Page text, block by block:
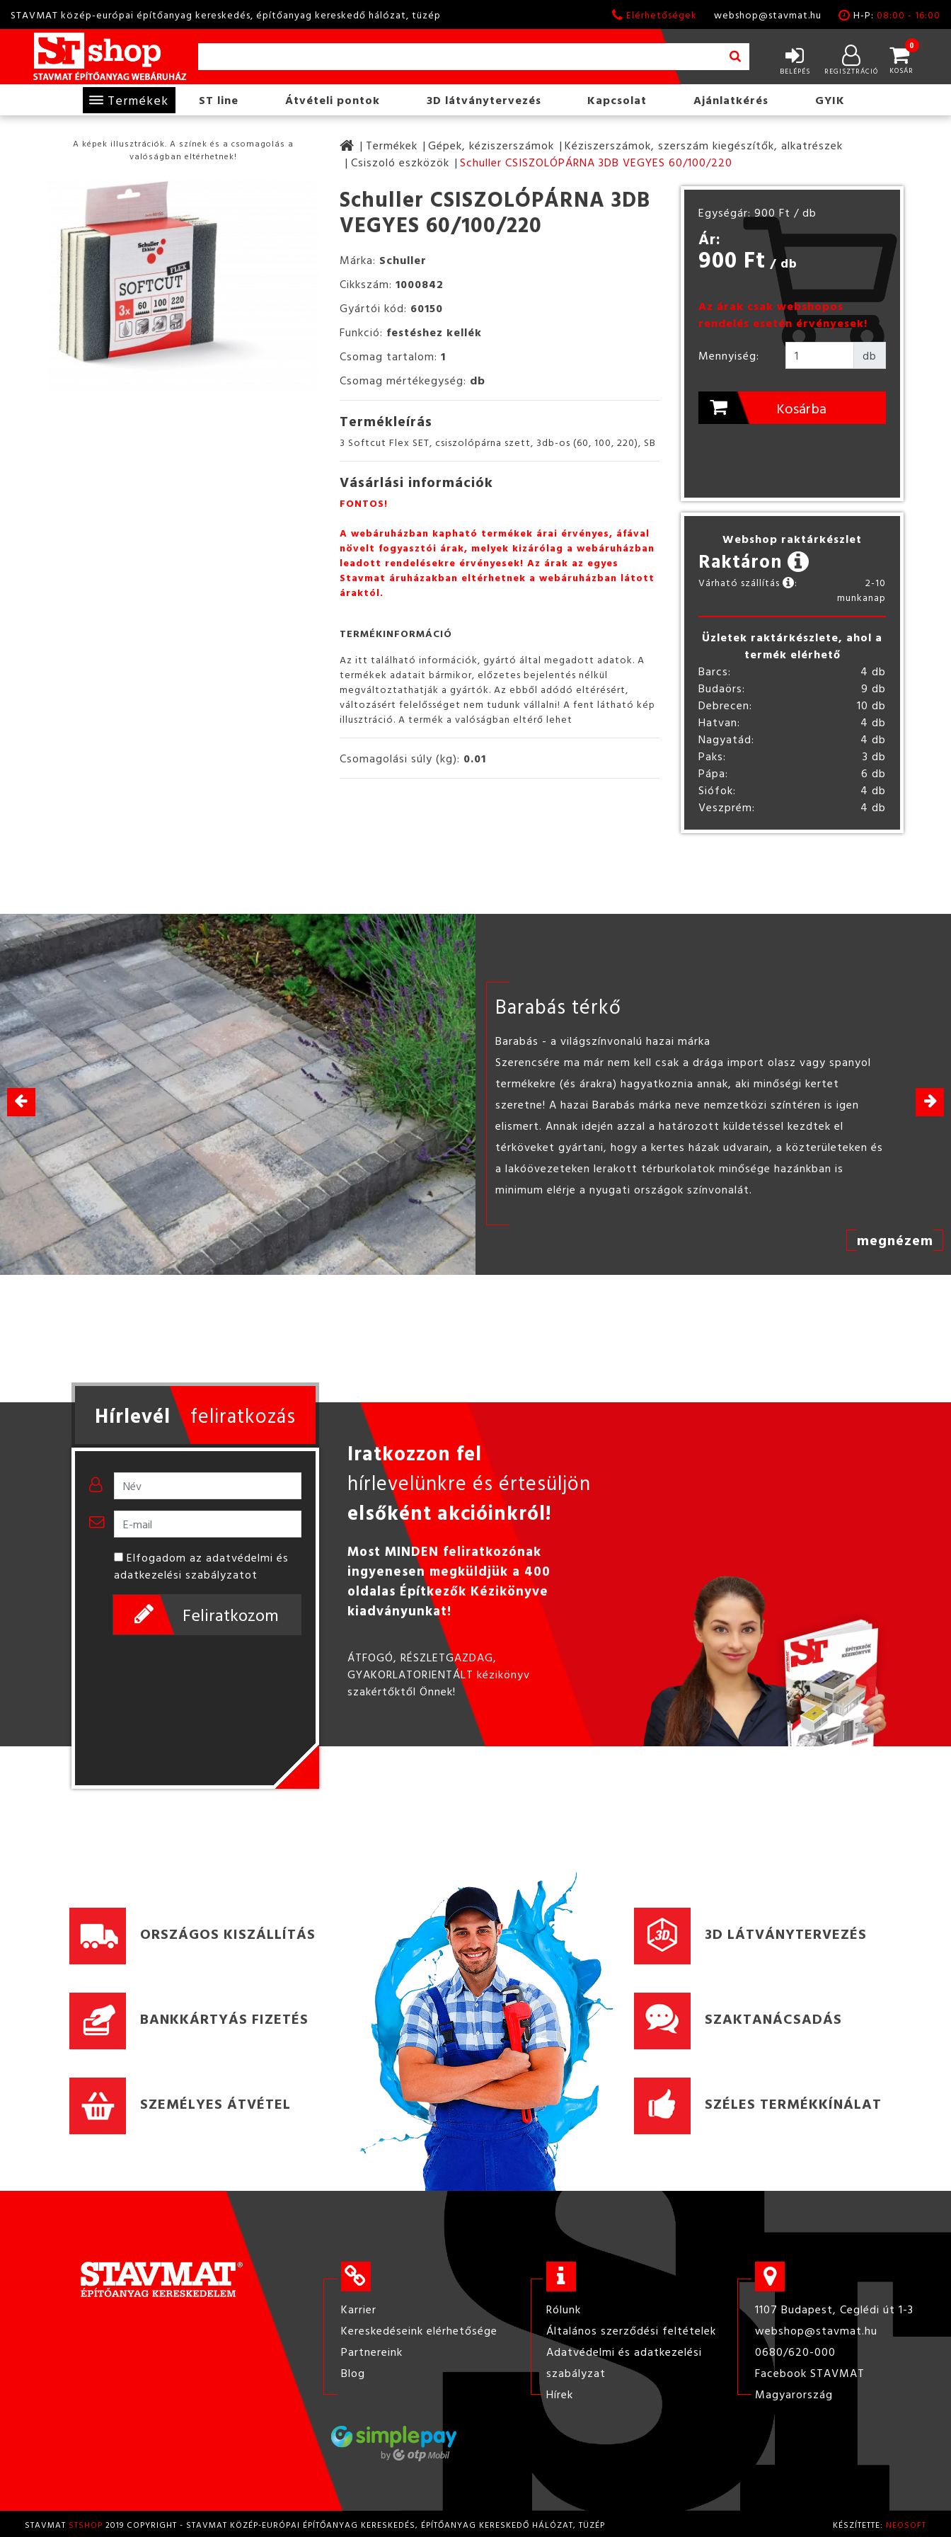
STAVMAT közép-európai építőanyag kereskedés, építőanyag kereskedő hálózat, tüzép Elérhetőségek webshop@stavmat.hu H-P: 08:00 - 16:00
BELÉPÉS REGISZTRÁCIÓ
0
KOSÁR
Termékek ST line Átvételi pontok 3D látványtervezés Kapcsolat Ajánlatkérés GYIK
A képek illusztrációk. A színek és a csomagolás a
valóságban eltérhetnek!
Termékek Gépek, kéziszerszámok
Kéziszerszámok, szerszám kiegészítők, alkatrészek
Csiszoló eszközök
Schuller CSISZOLÓPÁRNA 3DB VEGYES 60/100/220
Schuller CSISZOLÓPÁRNA 3DB
VEGYES 60/100/220
Márka: Schuller
Cikkszám:1000842
Gyártói kód: 60150
Funkció: festéshez kellék
Csomag tartalom:1
Csomag mértékegység: db
Termékleírás
3 Softcut Flex SET, csiszolópárna szett, 3db-os (60, 100, 220), SB
Vásárlási információk
FONTOS!
A webáruházban kapható termékek árai érvényes, áfával
növelt fogyasztói árak, melyek kizárólag a webáruházban
leadott rendelésekre érvényesek! Az árak az egyes
Stavmat áruházakban eltérhetnek a webáruházban látott
áraktól.
TERMÉKINFORMÁCIÓ
Az itt található információk, gyártó által megadott adatok. A
termékek adatait bármikor, előzetes bejelentés nélkül
megváltoztathatják a gyártók. Az ebből adódó eltérésért,
változásért felelősséget nem tudunk vállalni! A fent látható kép
illusztráció. A termék a valóságban eltérő lehet
Csomagolási súly (kg): 0.01
Egységár: 900 Ft / db
Ár:
900 Ft / db
Az árak csak webshopos
rendelés esetén érvényesek!
Mennyiség:
db
Kosárba
Webshop raktárkészlet
Raktáron
Várható szállítás :
2-10
munkanap
Üzletek raktárkészlete, ahol a
termék elérhető
Barcs:
4 db
Budaörs:
9 db
Debrecen:
10 db
Hatvan:
4 db
Nagyatád:
4 db
Paks:
3 db
Pápa:
6 db
Siófok:
4 db
Veszprém:
4 db
Barabás térkő
Barabás - a világszínvonalú hazai márka
Szerencsére ma már nem kell csak a drága import olasz vagy spanyol
termékekre (és árakra) hagyatkoznia annak, aki minőségi kertet
szeretne! A hazai Barabás márka neve nemzetközi színtéren is igen
elismert. Annak idején azzal a határozott küldetéssel kezdtek el
térköveket gyártani, hogy a kertes házak udvarain, a közterületeken és
a lakóövezeteken lerakott térburkolatok minősége hazánkban is
minimum elérje a nyugati országok színvonalát.
megnézem
Hírlevél feliratkozás
Elfogadom az adatvédelmi és
adatkezelési szabályzatot
Feliratkozom
Iratkozzon fel
hírlevelünkre és értesüljön
elsőként akcióinkról!
Most MINDEN feliratkozónak
ingyenesen megküldjük a 400
oldalas Építkezők Kézikönyve
kiadványunkat!
ÁTFOGÓ, RÉSZLETGAZDAG,
GYAKORLATORIENTÁLT kézikönyv
szakértőktől Önnek!
ORSZÁGOS KISZÁLLÍTÁS 3D LÁTVÁNYTERVEZÉS
BANKKÁRTYÁS FIZETÉS SZAKTANÁCSADÁS
SZEMÉLYES ÁTVÉTEL SZÉLES TERMÉKKÍNÁLAT
Karrier
Kereskedéseink elérhetősége
Partnereink
Blog
Rólunk
Általános szerződési feltételek
Adatvédelmi és adatkezelési
szabályzat
Hírek
1107 Budapest, Ceglédi út 1-3
webshop@stavmat.hu
0680/620-000
Facebook STAVMAT
Magyarország
STAVMAT STSHOP 2019 COPYRIGHT - STAVMAT KÖZÉP-EURÓPAI ÉPÍTŐANYAG KERESKEDÉS, ÉPÍTŐANYAG KERESKEDŐ HÁLÓZAT, TÜZÉP KÉSZÍTETTE: NEOSOFT